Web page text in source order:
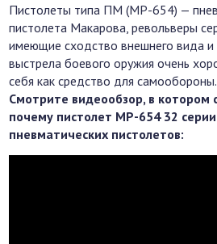
Пистолеты типа ПМ (MP-654) —
пистолета Макарова, револьверы
имеющие сходство внешнего вида
выстрела боевого оружия очень
себя как средство для самообороны.
Смотрите видеообзор, в котором
почему пистолет MP-654 32
пневматических пистолетов: